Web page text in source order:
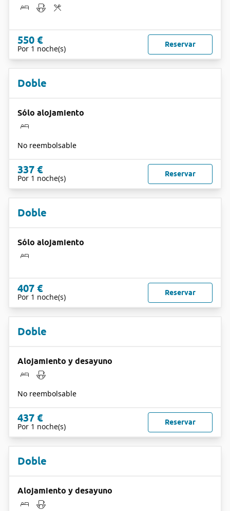
550 €
Por 1 noche(s) Reservar
Doble
Sólo alojamiento
No reembolsable
337 €
Por 1 noche(s) Reservar
Doble
Sólo alojamiento
407 €
Por 1 noche(s) Reservar
Doble
Alojamiento y desayuno
No reembolsable
437 €
Por 1 noche(s) Reservar
Doble
Alojamiento y desayuno